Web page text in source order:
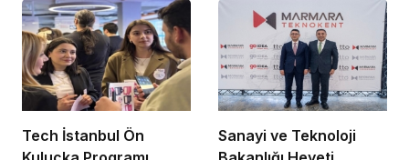
Tech İstanbul Ön
Sanayi ve Teknoloji